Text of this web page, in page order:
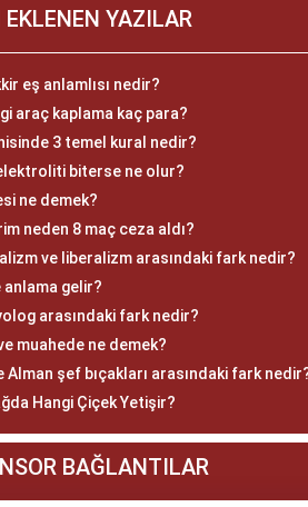
EKLENEN YAZILAR
eş anlamlısı nedir?
araç kaplama kaç para?
3 temel kural nedir?
biterse ne olur?
ne demek?
neden 8 maç ceza aldı?
ve liberalizm arasındaki fark nedir?
anlama gelir?
arasındaki fark nedir?
muahede ne demek?
Alman şef bıçakları arasındaki fark
Hangi Çiçek Yetişir?
BAĞLANTILAR